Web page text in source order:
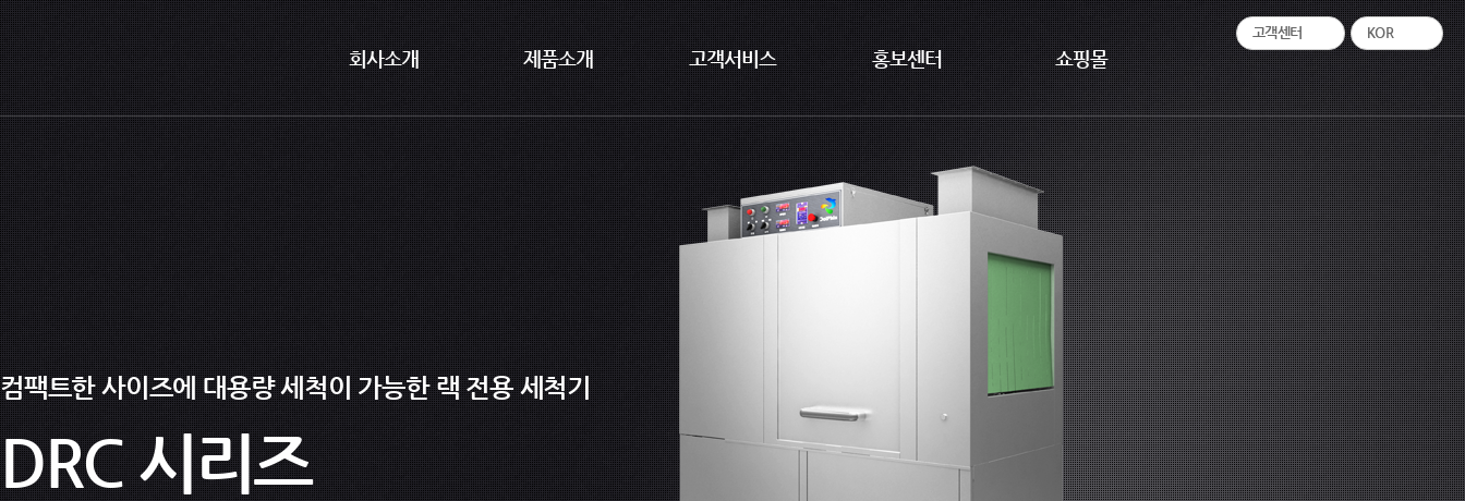
회사소개 제품소개 고객서비스 홍보센터 쇼핑몰
고객센터 KOR
컴팩트한 사이즈에 대용량 세척이 가능한 랙 전용 세척기
DRC 시리즈